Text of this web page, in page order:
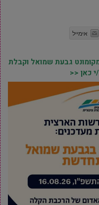
אימייל
גבעת שמואל וקבלת
כאן <<